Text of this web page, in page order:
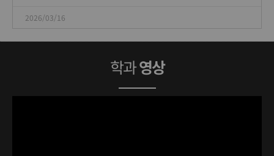
2026/03/16
학과영상